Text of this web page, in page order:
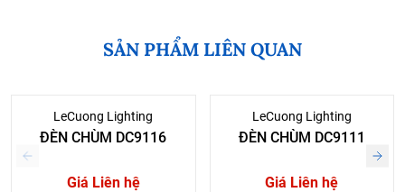
SẢN PHẨM LIÊN QUAN
LeCuong Lighting
ĐÈN CHÙM DC9116
Giá Liên hệ
LeCuong Lighting
ĐÈN CHÙM DC9111
Giá Liên hệ